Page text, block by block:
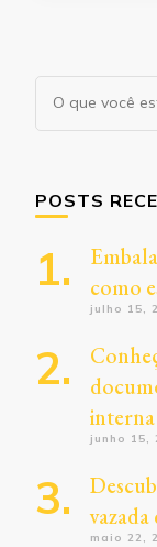
Procurando
algo?
POSTS
como
julho 15,
junho 15,
maio 22,